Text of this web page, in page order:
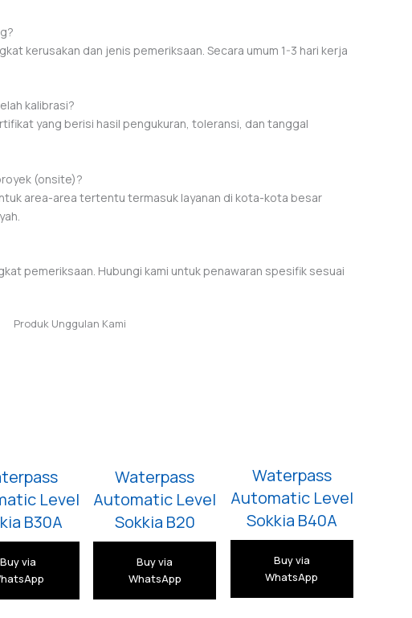
kerusakan dan jenis pemeriksaan. Secara umum 1-3 hari kerja
kalibrasi?
yang berisi hasil pengukuran, toleransi, dan tanggal
(onsite)?
area-area tertentu termasuk layanan di kota-kota besar
pemeriksaan. Hubungi kami untuk penawaran spesifik sesuai
Produk Unggulan Kami
Level
B30A
Buy via
Waterpass
Automatic Level
Sokkia B20
Buy via
WhatsApp
Waterpass
Automatic Level
Sokkia B40A
Buy via
WhatsApp